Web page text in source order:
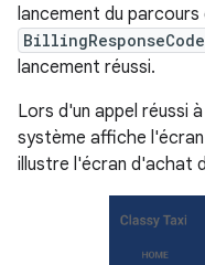
lancement du parcours
BillingResponseCode
lancement réussi.
Lors d'un appel réussi à
système affiche
illustre l'écran d'achat